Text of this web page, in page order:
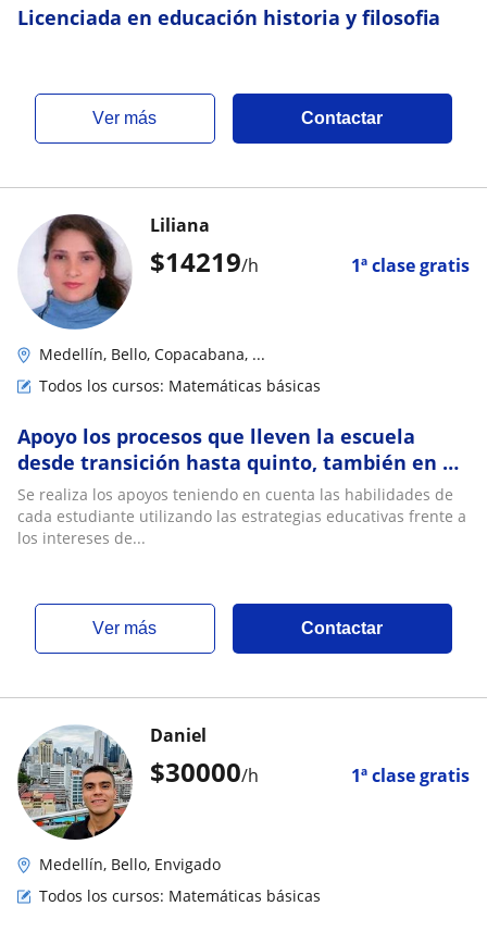
Licenciada en educación historia y filosofia
ver más Contactar
$14219/h 1ª clase gratis
Liliana
Medellín, Bello, Copacabana, ...
Todos los cursos: Matemáticas básicas
Apoyo los procesos que lleven la escuela
desde transición hasta quinto, también en el
área de español
Se realiza los apoyos teniendo en cuenta las habilidades de
cada estudiante utilizando las estrategias educativas frente a
los intereses de...
ver más Contactar
$30000/h 1ª clase gratis
Daniel
Medellín, Bello, Envigado
Todos los cursos: Matemáticas básicas